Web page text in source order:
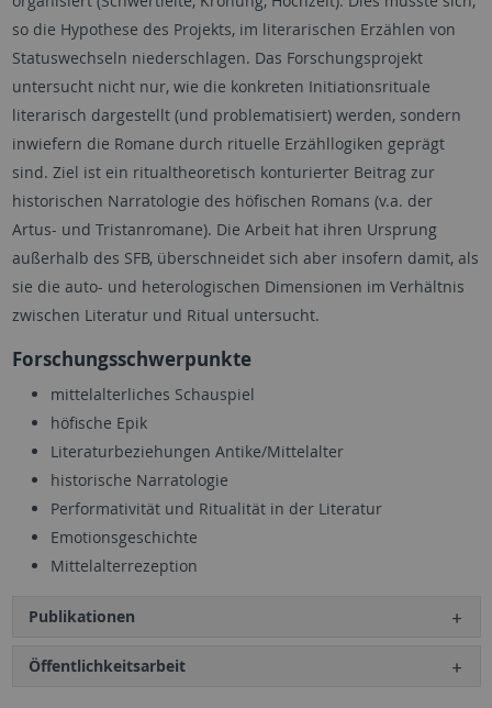
so die Hypothese des Projekts, im literarischen Erzählen von
Statuswechseln niederschlagen. Das Forschungsprojekt
untersucht nicht nur, wie die konkreten Initiationsrituale
literarisch dargestellt (und problematisiert) werden, sondern
inwiefern die Romane durch rituelle Erzähllogiken geprägt
sind. Ziel ist ein ritualtheoretisch konturierter Beitrag zur
historischen Narratologie des höfischen Romans (v.a. der
Artus- und Tristanromane). Die Arbeit hat ihren Ursprung
außerhalb des SFB, überschneidet sich aber insofern damit, als
sie die auto- und heterologischen Dimensionen im Verhältnis
zwischen Literatur und Ritual untersucht.
Forschungsschwerpunkte
mittelalterliches Schauspiel
höfische Epik
Literaturbeziehungen Antike/Mittelalter
historische Narratologie
Performativität und Ritualität in der Literatur
Emotionsgeschichte
Mittelalterrezeption
Publikationen
Öffentlichkeitsarbeit